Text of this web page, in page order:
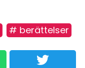
# berättelser